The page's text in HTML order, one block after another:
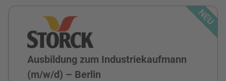
Ausbildung zum Industriekaufmann
(m/w/d) – Berlin